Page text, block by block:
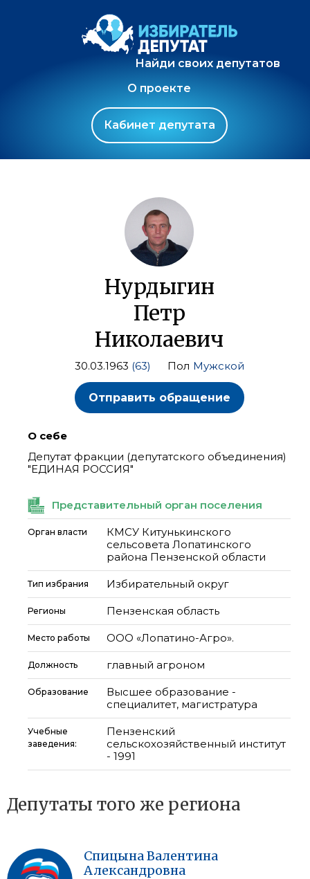
Найди своих депутатов
О проекте
Кабинет депутата
Нурдыгин
Петр
Николаевич
30.03.1963 (63) Пол Мужской
Отправить обращение
О себе
Депутат фракции (депутатского объединения)
"ЕДИНАЯ РОССИЯ"
Представительный орган поселения
Орган власти
КМСУ Китунькинского
сельсовета Лопатинского
района Пензенской области
Тип избрания Избирательный округ
Регионы Пензенская область
Место работы ООО «Лопатино-Агро».
Должность главный агроном
Образование
Высшее образование -
специалитет, магистратура
Учебные
заведения:
Пензенский
сельскохозяйственный институт
- 1991
Депутаты того же региона
СпицынаВалентина
Александровна